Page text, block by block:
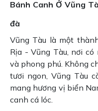
Bánh Canh Ở Vũng
đà
Vũng Tàu là một
Rịa - Vũng Tàu, nơi
và phong phú. Không
tươi ngon, Vũng Tàu
mang hương vị biển
canh cá lóc.